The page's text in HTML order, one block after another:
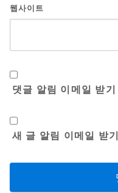
웹사이트
댓글 알림 이메일 받기
새 글 알림 이메일 받기